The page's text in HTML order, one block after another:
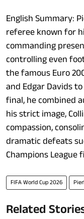
English Summary:
referee known for
commanding
controlling even
the famous Euro
and Edgar Davids
final, he combined
his strict image,
compassion,
dramatic defeats
Champions League
FIFA World Cup 2026
Related